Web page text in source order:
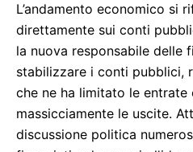
L’andamento economico si
direttamente sui conti
la nuova responsabile delle
stabilizzare i conti pubblici,
che ne ha limitato le entrate
massicciamente le uscite.
discussione politica